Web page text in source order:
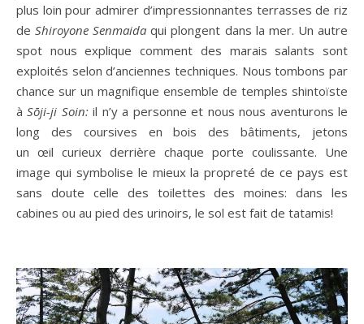
plus loin pour admirer d’impressionnantes terrasses de riz
deShiroyone Senmaida qui plongent dans la mer. Un autre
spot nous explique comment des marais salants sont
exploités selon d’anciennes techniques. Nous tombons par
chance sur un magnifique ensemble de temples shintoïste
àSōji-ji Soin:il n’y a personne et nous nous aventurons le
long des coursives en bois des bâtiments, jetons
un œil curieux derrière chaque porte coulissante. Une
image qui symbolise le mieux la propreté de ce pays est
sans doute celle des toilettes des moines: dans les
cabines ou au pied des urinoirs, le sol est fait de tatamis!